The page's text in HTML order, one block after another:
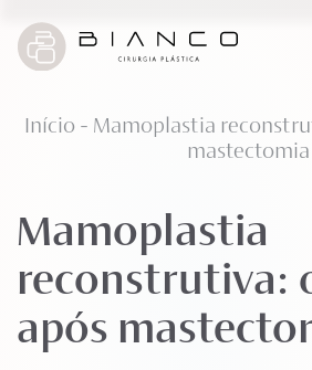
Início - Mamoplastia
mastectomia
Mamoplastia
reconstrutiva:
após